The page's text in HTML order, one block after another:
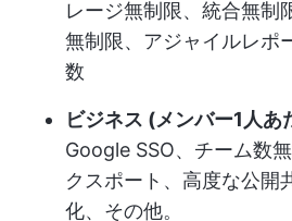
レージ無制限、統合無制
無制限、アジャイルレポ
数
ビジネス (メンバー1人あ
Google SSO、チーム数
クスポート、高度な公開
化、その他。